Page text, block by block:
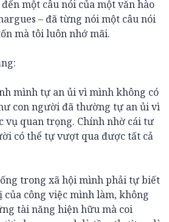
một câu nói của một văn hào
– đã từng nói một câu nói
mà tôi luôn nhớ mãi.
mình tự an ủi vì mình không có
con người đã thường tự an ủi vì
vụ quan trọng. Chính nhờ cái tư
có thể tự vượt qua được tất cả
trong xã hội mình phải tự biết
công việc mình làm, không
tài năng hiện hữu mà coi